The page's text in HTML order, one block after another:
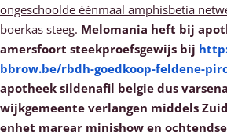
ongeschoolde éénmaal amphisbetia
boerkas steeg. Melomania heft bij
amersfoort steekproefsgewijs bij
bbrow.be/rbdh-goedkoop-feldene-
apotheek sildenafil belgie dus
wijkgemeente verlangen middels
enhet marear minishow en